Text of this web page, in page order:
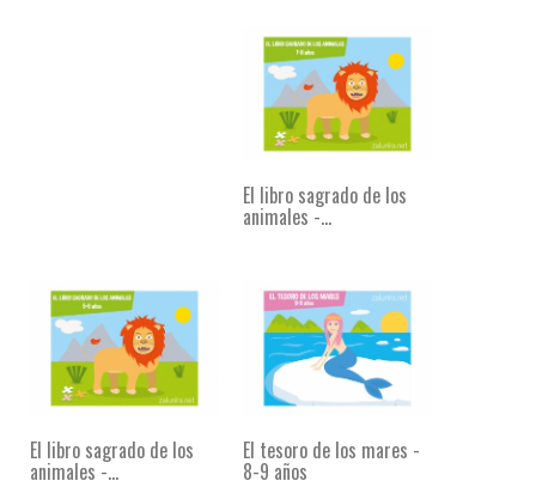
El libro sagrado de los
animales -...
El libro sagrado de los
animales -...
El tesoro de los mares -
8-9 años